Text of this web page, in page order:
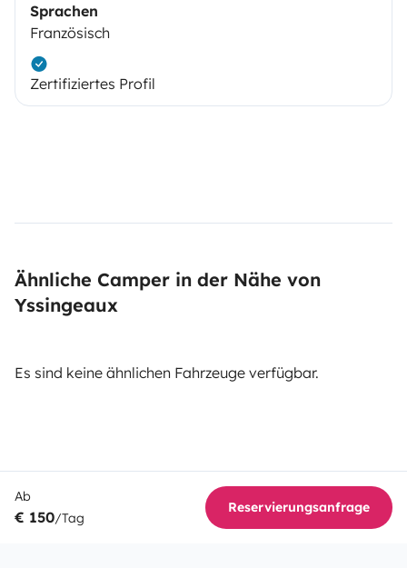
Sprachen
Französisch
Zertifiziertes Profil
Ähnliche Camper in der Nähe von
Yssingeaux
Es sind keine ähnlichen Fahrzeuge verfügbar.
Ab
€ 150/Tag
Reservierungsanfrage